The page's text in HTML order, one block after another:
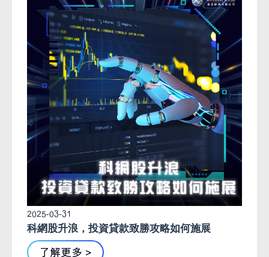
2025-03-31
科網股升浪，投資貸款致勝攻略如何施展
了解更多 >